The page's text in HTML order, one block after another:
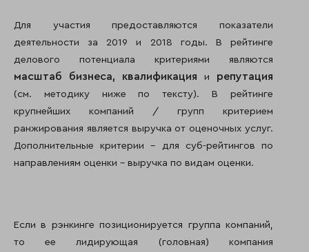
Для участия предоставляются показатели
деятельности за 2019 и 2018 годы. В рейтинге
делового потенциала критериями являются
масштаб бизнеса, квалификация и репутация
(см. методику ниже по тексту). В рейтинге
крупнейших компаний / групп критерием
ранжирования является выручка от оценочных услуг.
Дополнительные критерии – для суб-рейтингов по
направлениям оценки – выручка по видам оценки.
Если в рэнкинге позиционируется группа компаний,
то ее лидирующая (головная) компания